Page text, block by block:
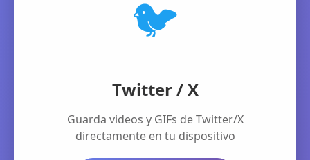
🐦
Twitter / X
Guarda videos y GIFs de Twitter/X
directamente en tu dispositivo